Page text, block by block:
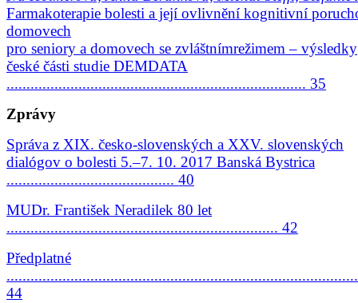
Farmakoterapie bolesti a její ovlivnění kognitivní
domovech
pro seniory a domovech se zvláštnímrežimem – výsledky
české části studie DEMDATA
........................................................................... 35
Zprávy
Správa z XIX. česko-slovenských a XXV. slovenských
dialógov o bolesti 5.–7. 10. 2017 Banská Bystrica
.......................................... 40
MUDr. František Neradilek 80 let
.................................................................... 42
Předplatné
44